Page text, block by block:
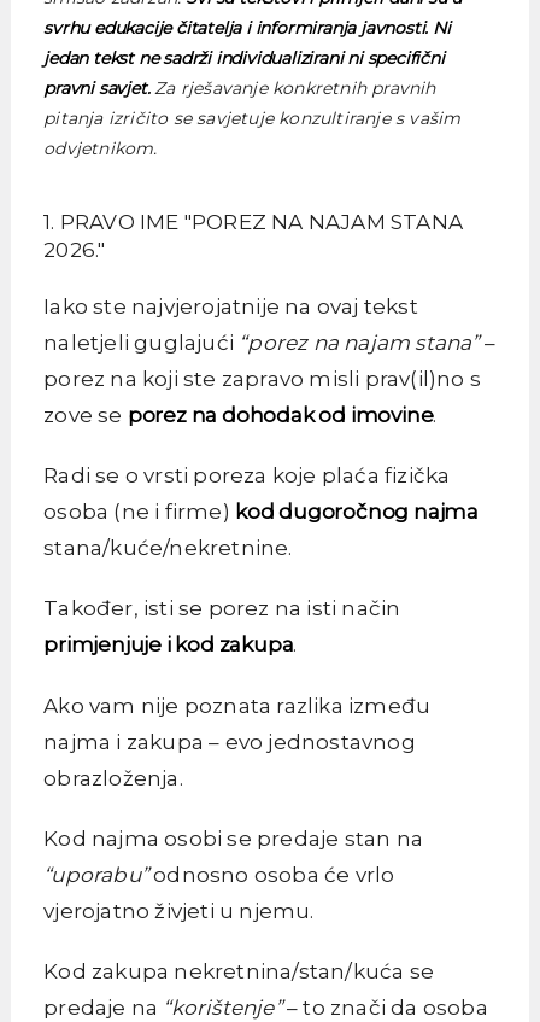
svrhu edukacije čitatelja i informiranja javnosti. Ni
jedan tekst ne sadrži individualizirani ni specifični
pravni savjet.Za rješavanje konkretnih pravnih
pitanja izričito se savjetuje konzultiranje s vašim
odvjetnikom.
1. PRAVO IME "POREZ NA NAJAM STANA
2026."
Iako ste najvjerojatnije na ovaj tekst
naletjeli guglajući “porez na najam stana”–
porez na koji ste zapravo misli prav(il)no s
zove se porez na dohodak od imovine.
Radi se o vrsti poreza koje plaća fizička
osoba (ne i firme) kod dugoročnog najma
stana/kuće/nekretnine.
Također, isti se porez na isti način
primjenjuje i kod zakupa.
Ako vam nije poznata razlika između
najma i zakupa – evo jednostavnog
obrazloženja.
Kod najma osobi se predaje stan na
“uporabu”odnosno osoba će vrlo
vjerojatno živjeti u njemu.
Kod zakupa nekretnina/stan/kuća se
predaje na “korištenje”– to znači da osoba